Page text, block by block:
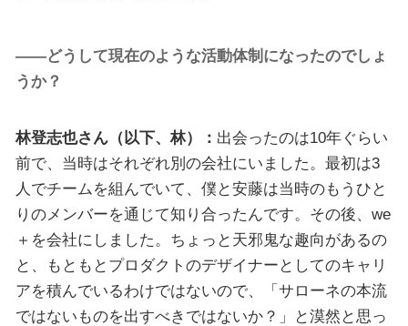
――どうして現在のような活動体制になったのでしょ
うか？
林登志也さん（以下、林）： 出会ったのは10年ぐらい
前で、当時はそれぞれ別の会社にいました。最初は3
人でチームを組んでいて、僕と安藤は当時のもうひと
りのメンバーを通じて知り合ったんです。その後、we
＋を会社にしました。ちょっと天邪鬼な趣向があるの
と、もともとプロダクトのデザイナーとしてのキャリ
アを積んでいるわけではないので、「サローネの本流
ではないものを出すべきではないか？」と漠然と思っ